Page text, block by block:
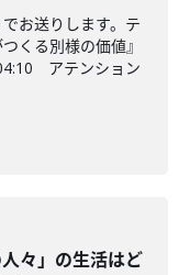
お送りします。テ
くる別様の価値』
アテンション
々」の生活はど